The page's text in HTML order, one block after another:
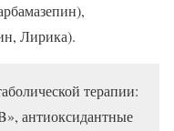
Лирика).
терапии:
антиоксидантные